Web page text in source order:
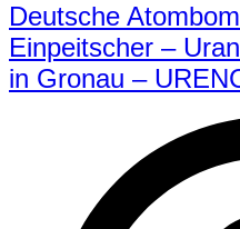
Deutsche
Einpeitscher –
in Gronau –